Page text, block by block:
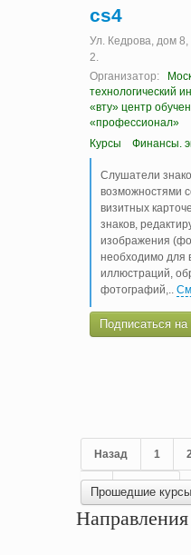
cs4
Ул. Кедрова, дом 8,
2.
Организатор:
технологический
«вту» центр
«профессионал»
Курсы
Финансы.
Слушатели
возможностями
визитных
знаков,
изображения
необходимо для
иллюстраций,
фотографий,..
Подписаться
Назад 1 2
6
Прошедшие курсы